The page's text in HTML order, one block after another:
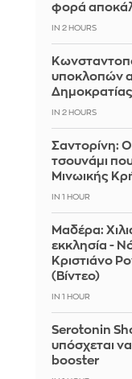
φορά
IN 2 HOURS
υποκλοπών
Δημοκρατίας
IN 2 HOURS
Σαντορίνη:
τσουνάμι
Μινωικής
IN 1 HOUR
Μαδέρα:
εκκλησία -
Κριστιάνο
(Βίντεο)
IN 1 HOUR
Serotonin
υπόσχεται
booster